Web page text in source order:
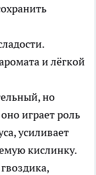
и лёгкой
но
играет роль
усиливает
кислинку.